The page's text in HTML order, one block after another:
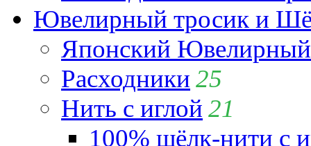
Ювелирный тросик и
Японский
Расходники 25
Нить с иглой 21
100% шёлк-нити с